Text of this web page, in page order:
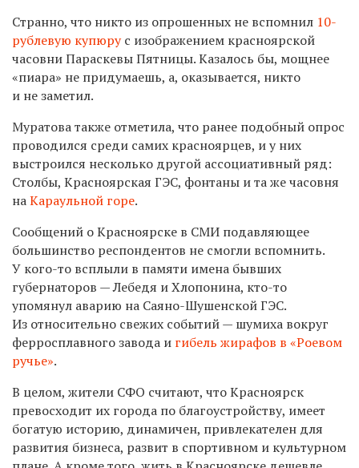
Странно, что никто из опрошенных не вспомнил 10-
рублевую купюрус изображением красноярской
часовни Параскевы Пятницы. Казалось бы, мощнее
«пиара» не придумаешь, а, оказывается, никто
и не заметил.
Муратова также отметила, что ранее подобный опрос
проводился среди самих красноярцев, и у них
выстроился несколько другой ассоциативный ряд:
Столбы, Красноярская ГЭС, фонтаны и та же часовня
наКараульной горе.
Сообщений о Красноярске в СМИ подавляющее
большинство респондентов не смогли вспомнить.
У кого-то всплыли в памяти имена бывших
губернаторов — Лебедя и Хлопонина, кто-то
упомянул аварию на Саяно-Шушенской ГЭС.
Из относительно свежих событий — шумиха вокруг
ферросплавного завода и гибель жирафов в «Роевом
ручье».
В целом, жители СФО считают, что Красноярск
превосходит их города по благоустройству, имеет
богатую историю, динамичен, привлекателен для
развития бизнеса, развит в спортивном и культурном